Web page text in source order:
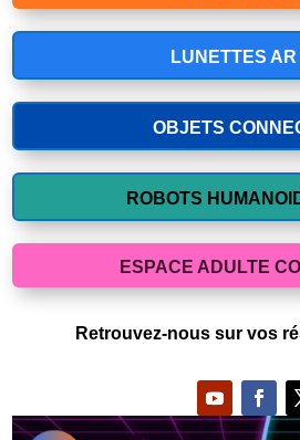
LUNETTES AR
OBJETS
ROBOTS
ESPACE ADULTE
Retrouvez-nous sur vos